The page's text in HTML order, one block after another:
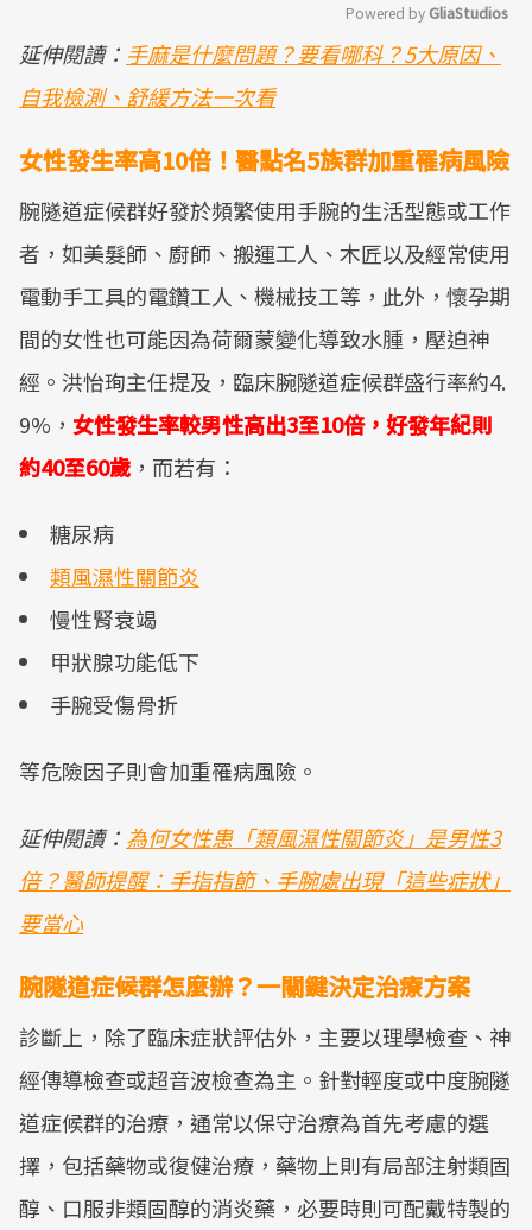
Mute
Powered by GliaStudios
延伸閱讀： 手麻是什麼問題？要看哪科？5大原因、
自我檢測、舒緩方法一次看
女性發生率高10倍！醫點名5族群加重罹病風險
腕隧道症候群好發於頻繁使用手腕的生活型態或工作
者，如美髮師、廚師、搬運工人、木匠以及經常使用
電動手工具的電鑽工人、機械技工等，此外，懷孕期
間的女性也可能因為荷爾蒙變化導致水腫，壓迫神
經。洪怡珣主任提及，臨床腕隧道症候群盛行率約4.
9%， 女性發生率較男性高出3至10倍，好發年紀則
約40至60歲 ，而若有：
糖尿病
類風濕性關節炎
慢性腎衰竭
甲狀腺功能低下
手腕受傷骨折
等危險因子則會加重罹病風險。
延伸閱讀：為何女性患「類風濕性關節炎」是男性3
倍？醫師提醒：手指指節、手腕處出現「這些症狀」
要當心
腕隧道症候群怎麼辦？一關鍵決定治療方案
診斷上，除了臨床症狀評估外，主要以理學檢查、神
經傳導檢查或超音波檢查為主。針對輕度或中度腕隧
道症候群的治療，通常以保守治療為首先考慮的選
擇，包括藥物或復健治療，藥物上則有局部注射類固
醇、口服非類固醇的消炎藥，必要時則可配戴特製的